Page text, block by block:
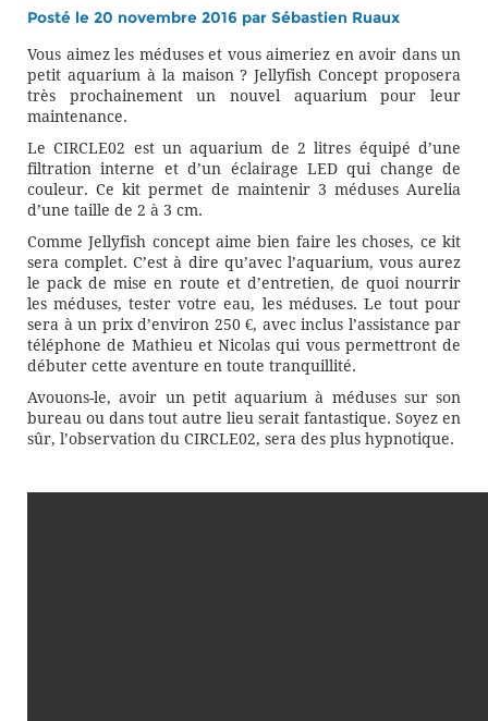
Posté le 20 novembre 2016 par Sébastien Ruaux
Vous aimez les méduses et vous aimeriez en avoir dans un
petit aquarium à la maison ? Jellyfish Concept proposera
très prochainement un nouvel aquarium pour leur
maintenance.
Le CIRCLE02 est un aquarium de 2 litres équipé d’une
filtration interne et d’un éclairage LED qui change de
couleur. Ce kit permet de maintenir 3 méduses Aurelia
d’une taille de 2 à 3 cm.
Comme Jellyfish concept aime bien faire les choses, ce kit
sera complet. C’est à dire qu’avec l’aquarium, vous aurez
le pack de mise en route et d’entretien, de quoi nourrir
les méduses, tester votre eau, les méduses. Le tout pour
sera à un prix d’environ 250 €, avec inclus l’assistance par
téléphone de Mathieu et Nicolas qui vous permettront de
débuter cette aventure en toute tranquillité.
Avouons-le, avoir un petit aquarium à méduses sur son
bureau ou dans tout autre lieu serait fantastique. Soyez en
sûr, l’observation du CIRCLE02, sera des plus hypnotique.